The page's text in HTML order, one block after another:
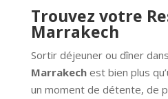
Trouvez votre
Marrakech
Sortir déjeuner ou dîner
Marrakechest bien plus
un moment de détente, de